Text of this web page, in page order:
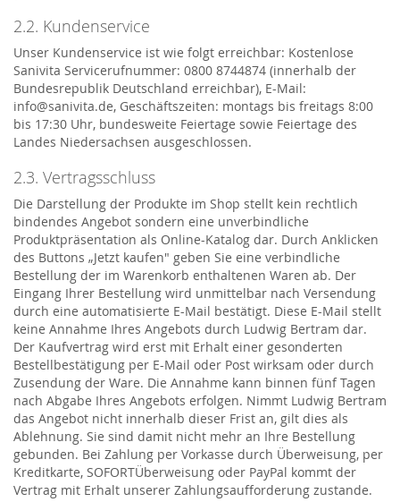
2.2. Kundenservice
Unser Kundenservice ist wie folgt erreichbar: Kostenlose
Sanivita Servicerufnummer: 0800 8744874 (innerhalb der
Bundesrepublik Deutschland erreichbar), E-Mail:
info@sanivita.de, Geschäftszeiten: montags bis freitags 8:00
bis 17:30 Uhr, bundesweite Feiertage sowie Feiertage des
Landes Niedersachsen ausgeschlossen.
2.3. Vertragsschluss
Die Darstellung der Produkte im Shop stellt kein rechtlich
bindendes Angebot sondern eine unverbindliche
Produktpräsentation als Online-Katalog dar. Durch Anklicken
des Buttons „Jetzt kaufen" geben Sie eine verbindliche
Bestellung der im Warenkorb enthaltenen Waren ab. Der
Eingang Ihrer Bestellung wird unmittelbar nach Versendung
durch eine automatisierte E-Mail bestätigt. Diese E-Mail stellt
keine Annahme Ihres Angebots durch Ludwig Bertram dar.
Der Kaufvertrag wird erst mit Erhalt einer gesonderten
Bestellbestätigung per E-Mail oder Post wirksam oder durch
Zusendung der Ware. Die Annahme kann binnen fünf Tagen
nach Abgabe Ihres Angebots erfolgen. Nimmt Ludwig Bertram
das Angebot nicht innerhalb dieser Frist an, gilt dies als
Ablehnung. Sie sind damit nicht mehr an Ihre Bestellung
gebunden. Bei Zahlung per Vorkasse durch Überweisung, per
Kreditkarte, SOFORTÜberweisung oder PayPal kommt der
Vertrag mit Erhalt unserer Zahlungsaufforderung zustande.